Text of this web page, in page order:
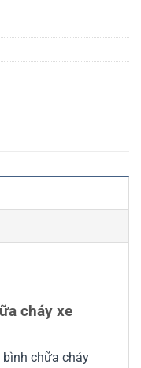
cháy xe
chữa cháy